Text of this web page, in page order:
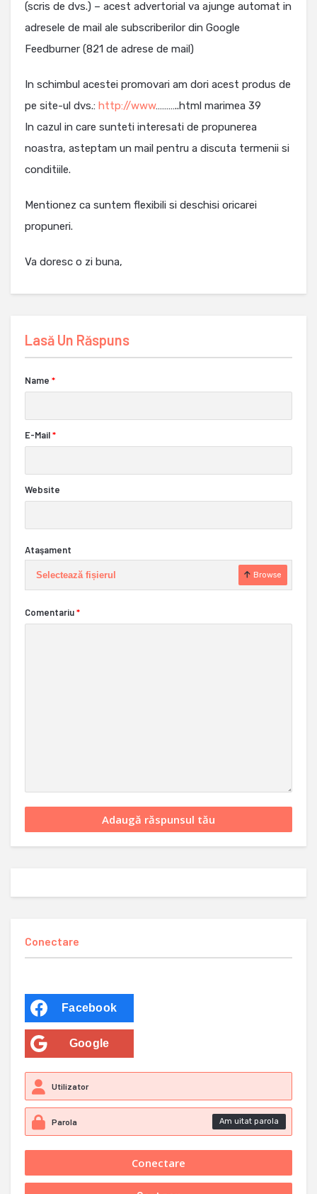
(scris de dvs.) – acest advertorial va ajunge automat in
adresele de mail ale subscriberilor din Google
Feedburner (821 de adrese de mail)
In schimbul acestei promovari am dori acest produs de
pe site-ul dvs.: http://www………..html marimea 39
In cazul in care sunteti interesati de propunerea
noastra, asteptam un mail pentru a discuta termenii si
conditiile.
Mentionez ca suntem flexibili si deschisi oricarei
propuneri.
Va doresc o zi buna,
Lasă Un Răspuns
Name *
E-Mail*
Website
Ataşament
Selectează fișierul Browse
Comentariu*
Conectare
Facebook
Google
Am uitat parola